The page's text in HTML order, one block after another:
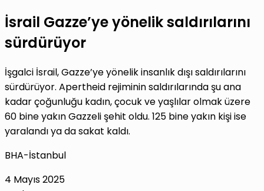
İsrail Gazze’ye yönelik saldırılarını
sürdürüyor
İşgalci İsrail, Gazze’ye yönelik insanlık dışı saldırılarını
sürdürüyor. Apertheid rejiminin saldırılarında şu ana
kadar çoğunluğu kadın, çocuk ve yaşlılar olmak üzere
60 bine yakın Gazzeli şehit oldu. 125 bine yakın kişi ise
yaralandı ya da sakat kaldı.
BHA-İstanbul
4 Mayıs 2025